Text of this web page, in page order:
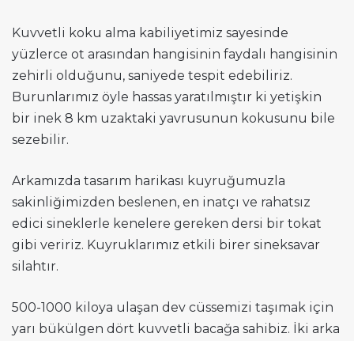
Kuvvetli koku alma kabiliyetimiz sayesinde
yüzlerce ot arasından hangisinin faydalı hangisinin
zehirli olduğunu, saniyede tespit edebiliriz.
Burunlarımız öyle hassas yaratılmıştır ki yetişkin
bir inek 8 km uzaktaki yavrusunun kokusunu bile
sezebilir.
Arkamızda tasarım harikası kuyruğumuzla
sakinliğimizden beslenen, en inatçı ve rahatsız
edici sineklerle kenelere gereken dersi bir tokat
gibi veririz. Kuyruklarımız etkili birer sineksavar
silahtır.
500-1000 kiloya ulaşan dev cüssemizi taşımak için
yarı bükülgen dört kuvvetli bacağa sahibiz. İki arka